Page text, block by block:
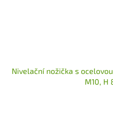
Nivelační nožička s
M10, H